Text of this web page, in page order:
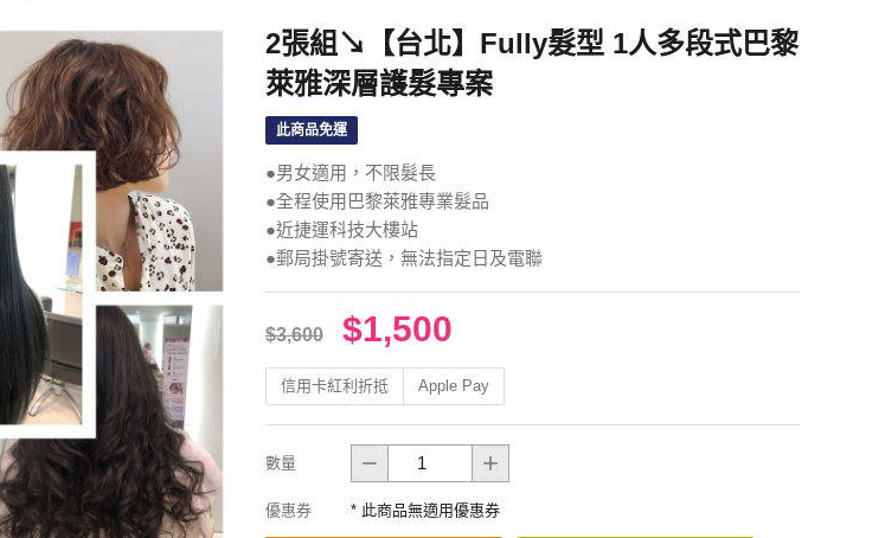
2張組↘【台北】Fully髮型 1人多段式巴黎
萊雅深層護髮專案
此商品免運
●男女適用，不限髮長
●全程使用巴黎萊雅專業髮品
●近捷運科技大樓站
●郵局掛號寄送，無法指定日及電聯
$3,600 $1,500
信用卡紅利折抵 Apple Pay
數量
優惠券 * 此商品無適用優惠券